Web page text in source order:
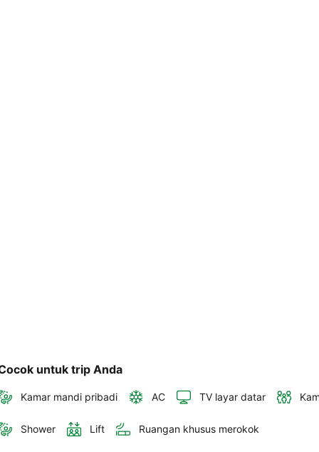
untuk trip Anda
Kamar mandi pribadi AC TV layar datar
Shower Lift Ruangan khusus merokok